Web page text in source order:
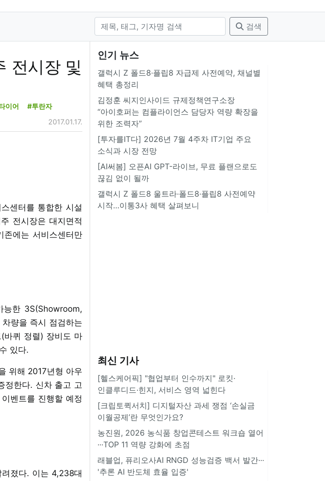
검색
전시장 및
이어 #투란자
2017.01.17.
센터를 통합한 시설
전시장은 대지면적
에는 서비스센터만
능한 3S(Showroom,
량을 즉시 점검하는
바퀴 정렬) 장비도 마
있다.
위해 2017년형 아우
정한다. 신차 출고 고
벤트를 진행할 예정
졌다. 이는 4,238대
인기 뉴스
갤럭시 Z 폴드8·플립8 자급제 사전예약, 채널별
혜택 총정리
김정훈 씨지인사이드 규제정책연구소장
“아이호퍼는 컴플라이언스 담당자 역량 확장을
위한 조력자”
[투자를IT다] 2026년 7월 4주차 IT기업 주요
소식과 시장 전망
[AI써봄] 오픈AI GPT-라이브, 무료 플랜으로도
끊김 없이 될까
갤럭시 Z 폴드8 울트라·폴드8·플립8 사전예약
시작…이통3사 혜택 살펴보니
최신 기사
[헬스케어픽] "협업부터 인수까지" 로킷·
인클루디드·힌지, 서비스 영역 넓힌다
[크립토퀵서치] 디지털자산 과세 쟁점 ‘손실금
이월공제’란 무엇인가요?
농진원, 2026 농식품 창업콘테스트 워크숍 열어
···TOP 11 역량 강화에 초점
래블업, 퓨리오사AI RNGD 성능검증 백서 발간···
'추론 AI 반도체 효율 입증'